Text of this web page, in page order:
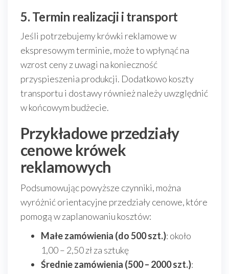
5. Termin realizacji i transport
Jeśli potrzebujemy krówki reklamowe w
ekspresowym terminie, może to wpłynąć na
wzrost ceny z uwagi na konieczność
przyspieszenia produkcji. Dodatkowo koszty
transportu i dostawy również należy uwzględnić
w końcowym budżecie.
Przykładowe przedziały
cenowe krówek
reklamowych
Podsumowując powyższe czynniki, można
wyróżnić orientacyjne przedziały cenowe, które
pomogą w zaplanowaniu kosztów:
Małe zamówienia (do 500 szt.): około
1,00 – 2,50 zł za sztukę
Średnie zamówienia (500 – 2000 szt.):